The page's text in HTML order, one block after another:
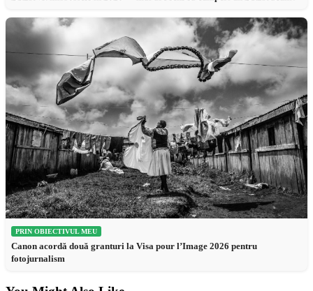
PRIN OBIECTIVUL MEU
Canon acordă două granturi la Visa pour l’Image 2026 pentru
fotojurnalism